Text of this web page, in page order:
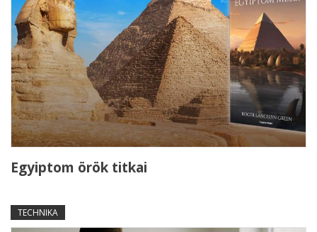
Egyiptom örök titkai
TECHNIKA